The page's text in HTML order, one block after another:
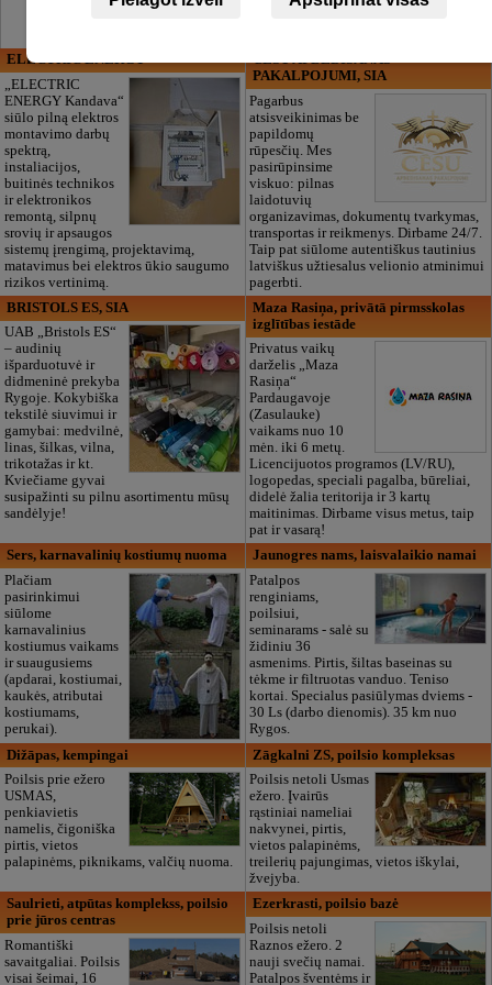
ELECTRIC ENERGY
„ELECTRIC
ENERGY Kandava“
siūlo pilną elektros
montavimo darbų
spektrą,
instaliacijos,
buitinės technikos
ir elektronikos
remontą, silpnų
srovių ir apsaugos
sistemų įrengimą, projektavimą,
matavimus bei elektros ūkio saugumo
rizikos vertinimą.
CĒSU APBEDĪŠANAS
PAKALPOJUMI, SIA
Pagarbus
atsisveikinimas be
papildomų
rūpesčių. Mes
pasirūpinsime
viskuo: pilnas
laidotuvių
organizavimas, dokumentų tvarkymas,
transportas ir reikmenys. Dirbame 24/7.
Taip pat siūlome autentiškus tautinius
latviškus užtiesalus velionio atminimui
pagerbti.
BRISTOLS ES, SIA
UAB „Bristols ES“
– audinių
išparduotuvė ir
didmeninė prekyba
Rygoje. Kokybiška
tekstilė siuvimui ir
gamybai: medvilnė,
linas, šilkas, vilna,
trikotažas ir kt.
Kviečiame gyvai
susipažinti su pilnu asortimentu mūsų
sandėlyje!
Maza Rasiņa, privātā pirmsskolas
izglītības iestāde
Privatus vaikų
darželis „Maza
Rasiņa“
Pardaugavoje
(Zasulauke)
vaikams nuo 10
mėn. iki 6 metų.
Licencijuotos programos (LV/RU),
logopedas, speciali pagalba, būreliai,
didelė žalia teritorija ir 3 kartų
maitinimas. Dirbame visus metus, taip
pat ir vasarą!
Sers, karnavalinių kostiumų nuoma
Plačiam
pasirinkimui
siūlome
karnavalinius
kostiumus vaikams
ir suaugusiems
(apdarai, kostiumai,
kaukės, atributai
kostiumams,
perukai).
Jaunogres nams, laisvalaikio namai
Patalpos
renginiams,
poilsiui,
seminarams - salė su
židiniu 36
asmenims. Pirtis, šiltas baseinas su
tėkme ir filtruotas vanduo. Teniso
kortai. Specialus pasiūlymas dviems -
30 Ls (darbo dienomis). 35 km nuo
Rygos.
Dižāpas, kempingai
Poilsis prie ežero
USMAS,
penkiavietis
namelis, čigoniška
pirtis, vietos
palapinėms, piknikams, valčių nuoma.
Zāgkalni ZS, poilsio kompleksas
Poilsis netoli Usmas
ežero. Įvairūs
rąstiniai nameliai
nakvynei, pirtis,
vietos palapinėms,
treilerių pajungimas, vietos iškylai,
žvejyba.
Saulrieti, atpūtas komplekss, poilsio
prie jūros centras
Romantiški
savaitgaliai. Poilsis
visai šeimai, 16
Ezerkrasti, poilsio bazė
Poilsis netoli
Raznos ežero. 2
nauji svečių namai.
Patalpos šventėms ir